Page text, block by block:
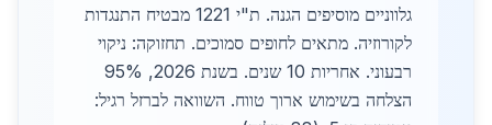
גלווניים מוסיפים הגנה. ת"י 1221 מבטיח התנגדות
לקורוזיה. מתאים לחופים סמוכים. תחזוקה: ניקוי
רבעוני. אחריות 10 שנים. בשנת 2026, 95%
הצלחה בשימוש ארוך טווח. השוואה לברזל רגיל: